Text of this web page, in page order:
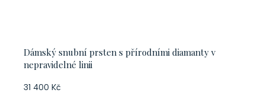
Dámský snubní prsten s přírodními diamanty v
nepravidelné linii
31 400 Kč